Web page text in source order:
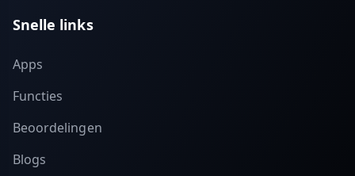
Snelle links
Apps
Functies
Beoordelingen
Blogs